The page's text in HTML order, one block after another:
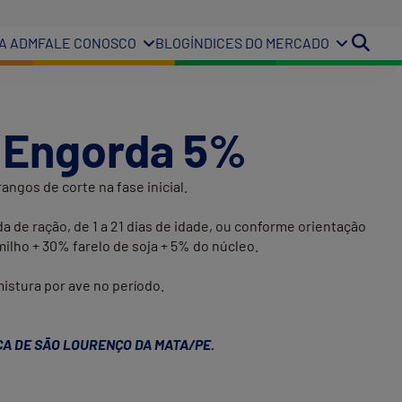
ADMFALE CONOSCO BLOGÍNDICES DO MERCADO
5%
de corte na fase inicial.
de ração, de 1 a 21 dias de idade, ou conforme orientação
+ 30% farelo de soja + 5% do núcleo.
por ave no período.
DE SÃO LOURENÇO DA MATA/PE.